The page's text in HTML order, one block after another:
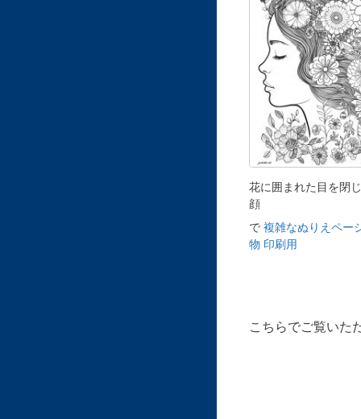
花に囲まれた目を閉
顔
で 複雑なぬりえペー
物 印刷用
こちらでご覧いた